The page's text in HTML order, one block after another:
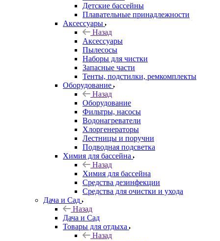
Детские бассейны
Плавательные принадлежности
Аксессуары
Назад
Аксессуары
Пылесосы
Наборы для чистки
Запасные части
Тенты, подстилки, ремкомплекты
Оборудование
Назад
Оборудование
Фильтры, насосы
Водонагреватели
Хлоргенераторы
Лестницы и поручни
Подводная подсветка
Химия для бассейна
Назад
Химия для бассейна
Средства дезинфекции
Средства для очистки и ухода
Дача и Сад
Назад
Дача и Сад
Товары для отдыха
Назад